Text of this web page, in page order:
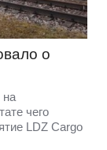
о
на
чего
LDZ Cargо